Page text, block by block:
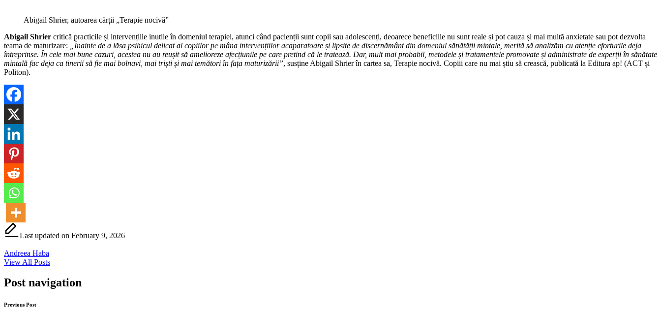
Abigail Shrier, autoarea cărții „Terapie nocivă”
Abigail Shrier critică practicile și intervențiile inutile în domeniul terapiei, atunci când pacienții sunt copii sau adolescenți, deoarece beneficiile nu sunt reale și pot cauza și mai multă anxietate sau pot dezvolta
teama de maturizare:
„Înainte de a lăsa psihicul delicat al copiilor pe mâna intervențiilor acaparatoare și lipsite de discernământ din domeniul sănătății mintale, merită să analizăm cu atenție eforturile deja
întreprinse. În cele mai bune cazuri, acestea nu au reușit să amelioreze afecțiunile pe care pretind că le tratează. Dar, mult mai probabil, metodele și tratamentele promovate și administrate de experții în sănătate
mintală fac deja ca tinerii să fie mai bolnavi, mai triști și mai temători în fața maturizării”, susține Abigail Shrier în cartea sa, Terapie nocivă. Copiii care nu mai știu să crească, publicată la Editura ap! (ACT și
Politon).
Last updated on February 9, 2026
Andreea Haba
View All Posts
Post navigation
Previous Post